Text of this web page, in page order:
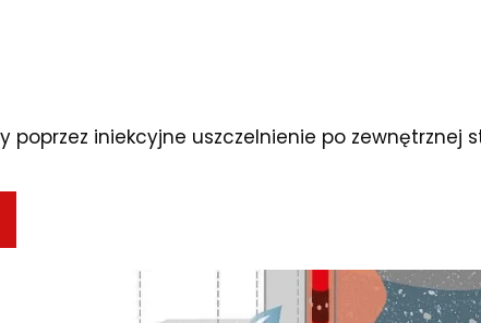
poprzez iniekcyjne uszczelnienie po